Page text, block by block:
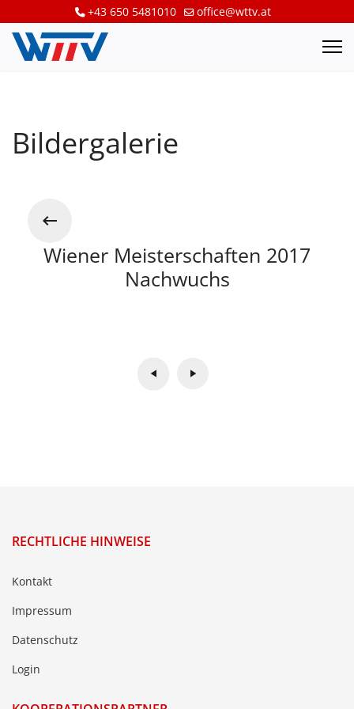
+43 650 5481010 office@wttv.at
Bildergalerie
Wiener Meisterschaften 2017
Nachwuchs
RECHTLICHE HINWEISE
Kontakt
Impressum
Datenschutz
Login